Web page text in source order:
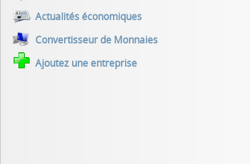
Actualités économiques
Convertisseur de Monnaies
Ajoutez une entreprise